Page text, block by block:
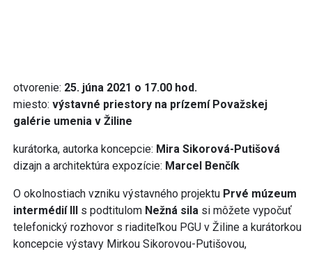
otvorenie: 25. júna 2021 o 17.00 hod.
miesto: výstavné priestory na prízemí Považskej
galérie umenia v Žiline
kurátorka, autorka koncepcie: Mira Sikorová-Putišová
dizajn a architektúra expozície: Marcel Benčík
O okolnostiach vzniku výstavného projektu Prvé múzeum
intermédií III
s podtitulom Nežná sila si môžete vypočuť
telefonický rozhovor s riaditeľkou PGU v Žiline a kurátorkou
koncepcie výstavy Mirkou Sikorovou-Putišovou,